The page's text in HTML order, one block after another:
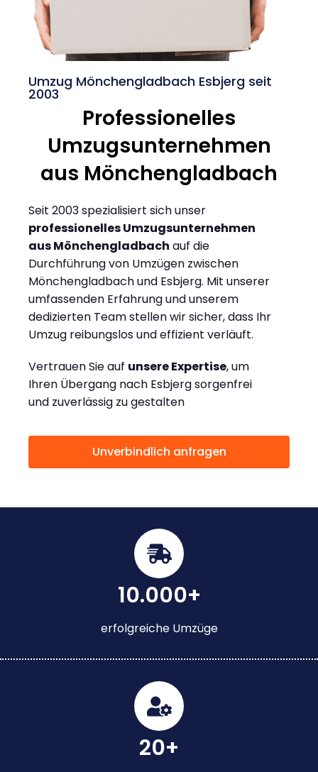
Umzug Mönchengladbach Esbjerg seit
2003
Professionelles
Umzugsunternehmen
aus Mönchengladbach
Seit 2003 spezialisiert sich unser
professionelles Umzugsunternehmen
aus Mönchengladbach auf die
Durchführung von Umzügen zwischen
Mönchengladbach und Esbjerg. Mit unserer
umfassenden Erfahrung und unserem
dedizierten Team stellen wir sicher, dass Ihr
Umzug reibungslos und effizient verläuft.
Vertrauen Sie auf unsere Expertise, um
Ihren Übergang nach Esbjerg sorgenfrei
und zuverlässig zu gestalten
Unverbindlich anfragen
10.000+
erfolgreiche Umzüge
20+